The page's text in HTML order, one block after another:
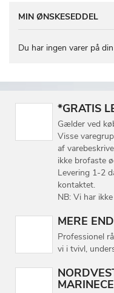
MIN ØNSKESEDDEL
Du har ingen varer på
*GRATIS
Gælder ved
Visse
af
ikke brofaste
Levering 1-2
kontaktet.
NB: Vi har
MERE
Professionel
vi i tvivl,